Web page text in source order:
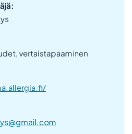
vertaistapaaminen